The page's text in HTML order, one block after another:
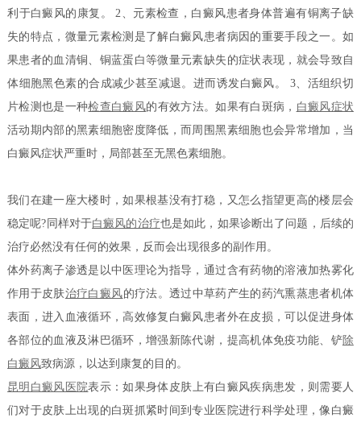
利于白癜风的康复。 2、元素检查，白癜风患者身体普遍有铜离子缺
失的特点，微量元素检测是了解白癜风患者病因的重要手段之一。如
果患者的血清铜、铜蓝蛋白等微量元素缺失的症状表现，就会导致自
体细胞黑色素的合成减少甚至减退。进而诱发白癜风。 3、活组织切
片检测也是一种检查白癜风的有效方法。如果有白斑病， 白癜风症状
活动期内部的黑素细胞密度降低，而周围黑素细胞也会异常增加，当
白癜风症状严重时，局部甚至无黑色素细胞。
我们在建一座大楼时，如果根基没有打稳，又怎么指望更高的楼层会
稳定呢?同样对于白癜风的治疗也是如此，如果诊断出了问题，后续的
治疗必然没有任何的效果，反而会出现很多的副作用。
体外药离子渗透是以中医理论为指导，通过含有药物的溶液加热雾化
作用于皮肤治疗白癜风的疗法。透过中草药产生的药汽熏蒸患者机体
表面，进入血液循环，高效修复白癜风患者外在皮损，可以促进身体
各部位的血液及淋巴循环，增强新陈代谢，提高机体免疫功能、铲除
白癜风致病源，以达到康复的目的。
昆明白癜风医院表示：如果身体皮肤上有白癜风疾病患发，则需要人
们对于皮肤上出现的白斑抓紧时间到专业医院进行科学处理，像白癜